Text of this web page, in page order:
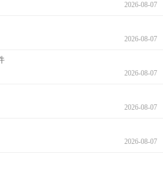
2026-08-07
2026-08-07
2026-08-07
2026-08-07
2026-08-07